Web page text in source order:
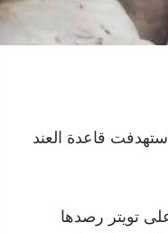
قاعدة العند
تويتر رصدها